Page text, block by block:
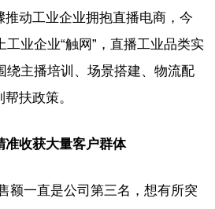
动工业企业拥抱直播电商，今
工业企业“触网”，直播工业品类实
绕主播培训、场景搭建、物流配
扶政策。
准收获大量客户群体
额一直是公司第三名，想有所突